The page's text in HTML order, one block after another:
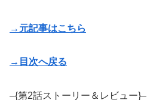
→元記事はこちら
→目次へ戻る
–{第2話ストーリー＆レビュー}–